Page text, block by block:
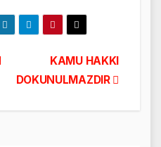
KAMU HAKKI
DOKUNULMAZDIR